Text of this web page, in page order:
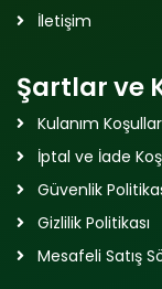
İletişim
Şartlar ve
Kulanım
İptal ve İade
Güvenlik
Gizlilik Politikası
Mesafeli Satış